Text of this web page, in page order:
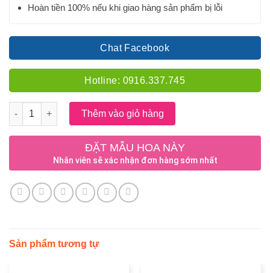
Hoàn tiền 100% nếu khi giao hàng sản phẩm bị lỗi
Chat Facebook
Hotline: 0916.337.745
Số lượng Thêm vào giỏ hàng
ĐẶT MẪU HOA NÀY
Nhân viên sẽ xác nhận đơn hàng sớm nhất
Sản phẩm tương tự